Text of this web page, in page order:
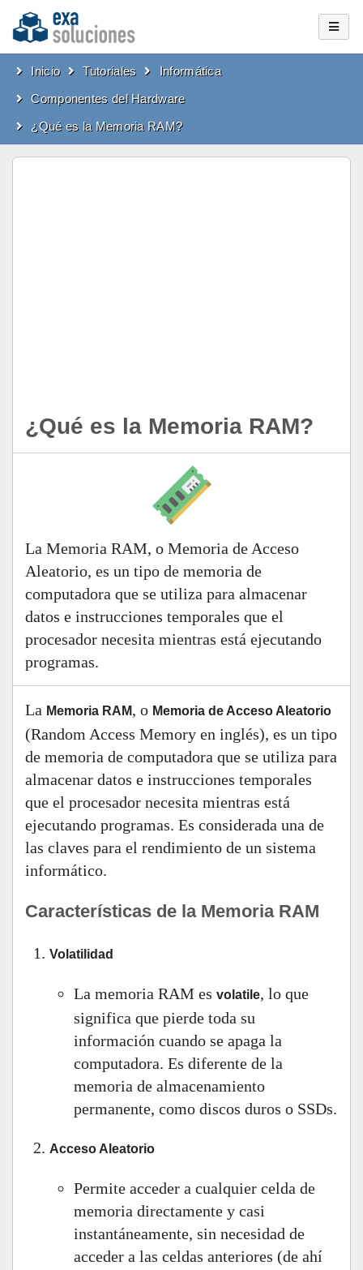
Inicio Tutoriales
Informática
Componentes del Hardware
¿Qué es la Memoria RAM?
¿Qué es la Memoria RAM?
La Memoria RAM, o Memoria de Acceso
Aleatorio, es un tipo de memoria de
computadora que se utiliza para almacenar
datos e instrucciones temporales que el
procesador necesita mientras está ejecutando
programas.
La Memoria RAM, o Memoria de Acceso Aleatorio
(Random Access Memory en inglés), es un tipo
de memoria de computadora que se utiliza para
almacenar datos e instrucciones temporales
que el procesador necesita mientras está
ejecutando programas. Es considerada una de
las claves para el rendimiento de un sistema
informático.
Características de la Memoria RAM
Volatilidad
La memoria RAM es volatile, lo que
significa que pierde toda su
información cuando se apaga la
computadora. Es diferente de la
memoria de almacenamiento
permanente, como discos duros o SSDs.
Acceso Aleatorio
Permite acceder a cualquier celda de
memoria directamente y casi
instantáneamente, sin necesidad de
acceder a las celdas anteriores (de ahí